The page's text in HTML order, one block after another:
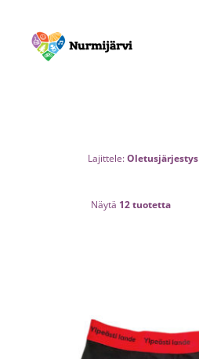
content
Lajittele:Oletusjärjestys
Näytä 12 tuotetta